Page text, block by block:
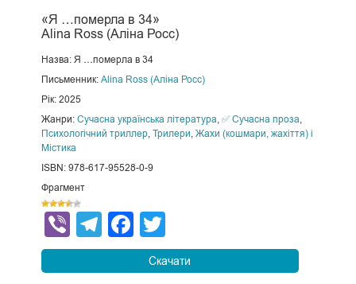
«Я …померла в 34»
Alina Ross (Аліна Росс)
Назва: Я …померла в 34
Письменник: Alina Ross (Аліна Росс)
Рік: 2025
Жанри: Сучасна українська література ✅ Сучасна проза
Психологічний триллер, Трилери Жахи (кошмари, жахіття) і
Містика
ISBN: 978-617-95528-0-9
Фрагмент
ViberTelegram
Facebook
Скачати